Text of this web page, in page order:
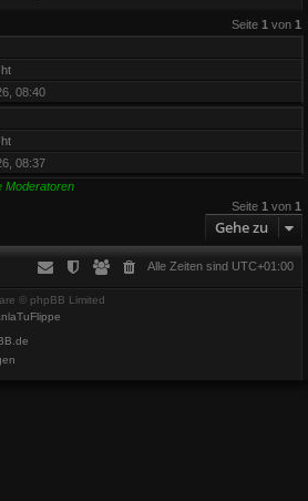
Seite 1 von 1
08:40
08:37
Moderatoren
Seite 1von 1
Gehe zu
Alle Zeiten sind UTC+01:00
© phpBB Limited